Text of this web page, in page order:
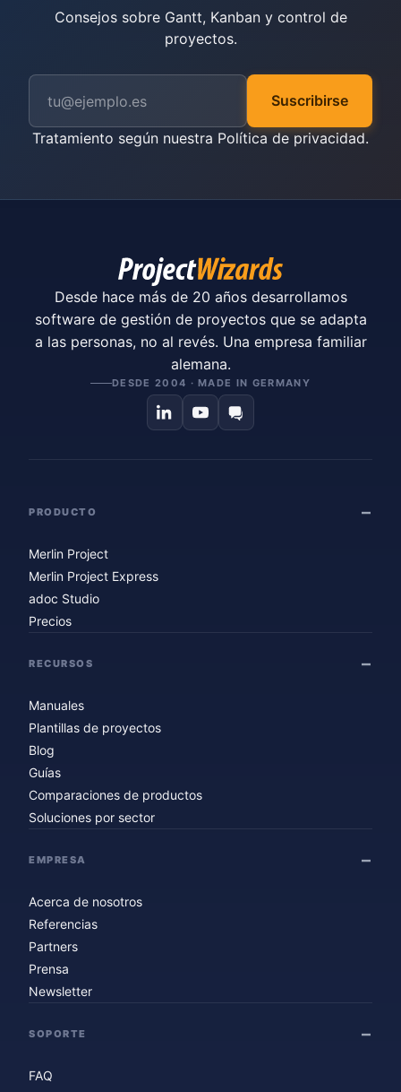
Consejos sobre Gantt, Kanban y control de
proyectos.
Suscribirse
Tratamiento según nuestra Política de privacidad.
Desde hace más de 20 años desarrollamos
software de gestión de proyectos que se adapta
a las personas, no al revés. Una empresa familiar
alemana.
DESDE 2004 · MADE IN GERMANY
PRODUCTO
Merlin Project
Merlin Project Express
adoc Studio
Precios
RECURSOS
Manuales
Plantillas de proyectos
Blog
Guías
Comparaciones de productos
Soluciones por sector
EMPRESA
Acerca de nosotros
Referencias
Partners
Prensa
Newsletter
SOPORTE
FAQ